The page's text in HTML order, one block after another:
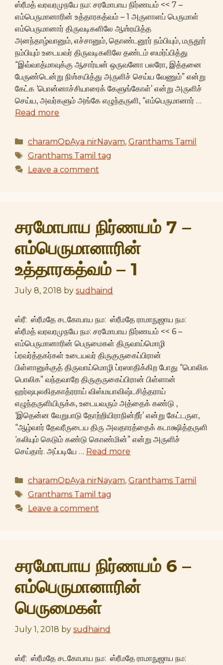
ஸ்ரீமத் வரவரமுநயே நம: சரமோபாய நிர்ணயம் << 7 –
எம்பெருமானாரின் உத்தாரகத்வம் – 1 அருளாளப் பெருமாள்
எம்பெருமானார் திருவடிகளிலே ஆஶ்ரயித்த
அனந்தாழ்வானும், எச்சானும், தொண்டனூர் நம்பியும், மருதூர்
நம்பியும் உடையவர் திருவடிகளிலே தண்டம் ஸமர்ப்பித்து
“இவ்வாத்மாவுக்கு ஆசார்யன் ஒருவனோ பலரோ, இத்தனை
பேருண்டென்று நிஶ்சயித்து அருளிச் செய்ய வேணும்” என்று
கேட்க ‘பொன்னாச்சியாரைக் கேளுங்கோள்’ என்று அருளிச்
செய்ய, அவர்களும் அங்கே எழுந்தருளி, “எம்பெருமானார் …
Read more
Categories
charamOpAya nirNayam, Granthams Tamil
Tags
Granthams Tamil tag
Leave a comment
சரமோபாய நிர்ணயம் 7 –
எம்பெருமானாரின்
உத்தாரகத்வம் – 1
July 8, 2018 by sudhaind
ஸ்ரீ: ஸ்ரீமதே சடகோபாய நம: ஸ்ரீமதே ராமாநுஜாய நம:
ஸ்ரீமத் வரவரமுநயே நம: சரமோபாய நிர்ணயம் << 6 –
எம்பெருமானாரின் பெருமைகள் திருவாய்மொழி
ப்ரவர்த்தகர்கள் உடையவர் திருகுருகைப்பிரான்
பிள்ளானுக்குத் திருவாய்மொழி ப்ரஸாதிக்கிற போது “பொலிக
பொலிக” வந்தவாறே திருகுருகைப்பிரான் பிள்ளான்
ஹர்ஷபுலகிதகாத்ரராய் விஸ்மயாவிஷ்டசித்தராய்
எழுந்தருளியிருக்க, உடையவரும் அத்தைக் கண்டு ,
‘இதென்ன வேறுபாடு தோற்றியிராநின்றீர்’ என்று கேட்டருள,
“ஆழ்வார் தேவரீருடைய திரு அவதாரத்தைக் கடாக்ஷித்தருளி
‘கலியும் கெடும் கண்டு கொண்மின்” என்று அருளிச்
செய்தார். அப்படியே … Read more
Categories
charamOpAya nirNayam, Granthams Tamil
Tags
Granthams Tamil tag
Leave a comment
சரமோபாய நிர்ணயம் 6 –
எம்பெருமானாரின்
பெருமைகள்
July 1, 2018 by sudhaind
ஸ்ரீ: ஸ்ரீமதே சடகோபாய நம: ஸ்ரீமதே ராமாநுஜாய நம: